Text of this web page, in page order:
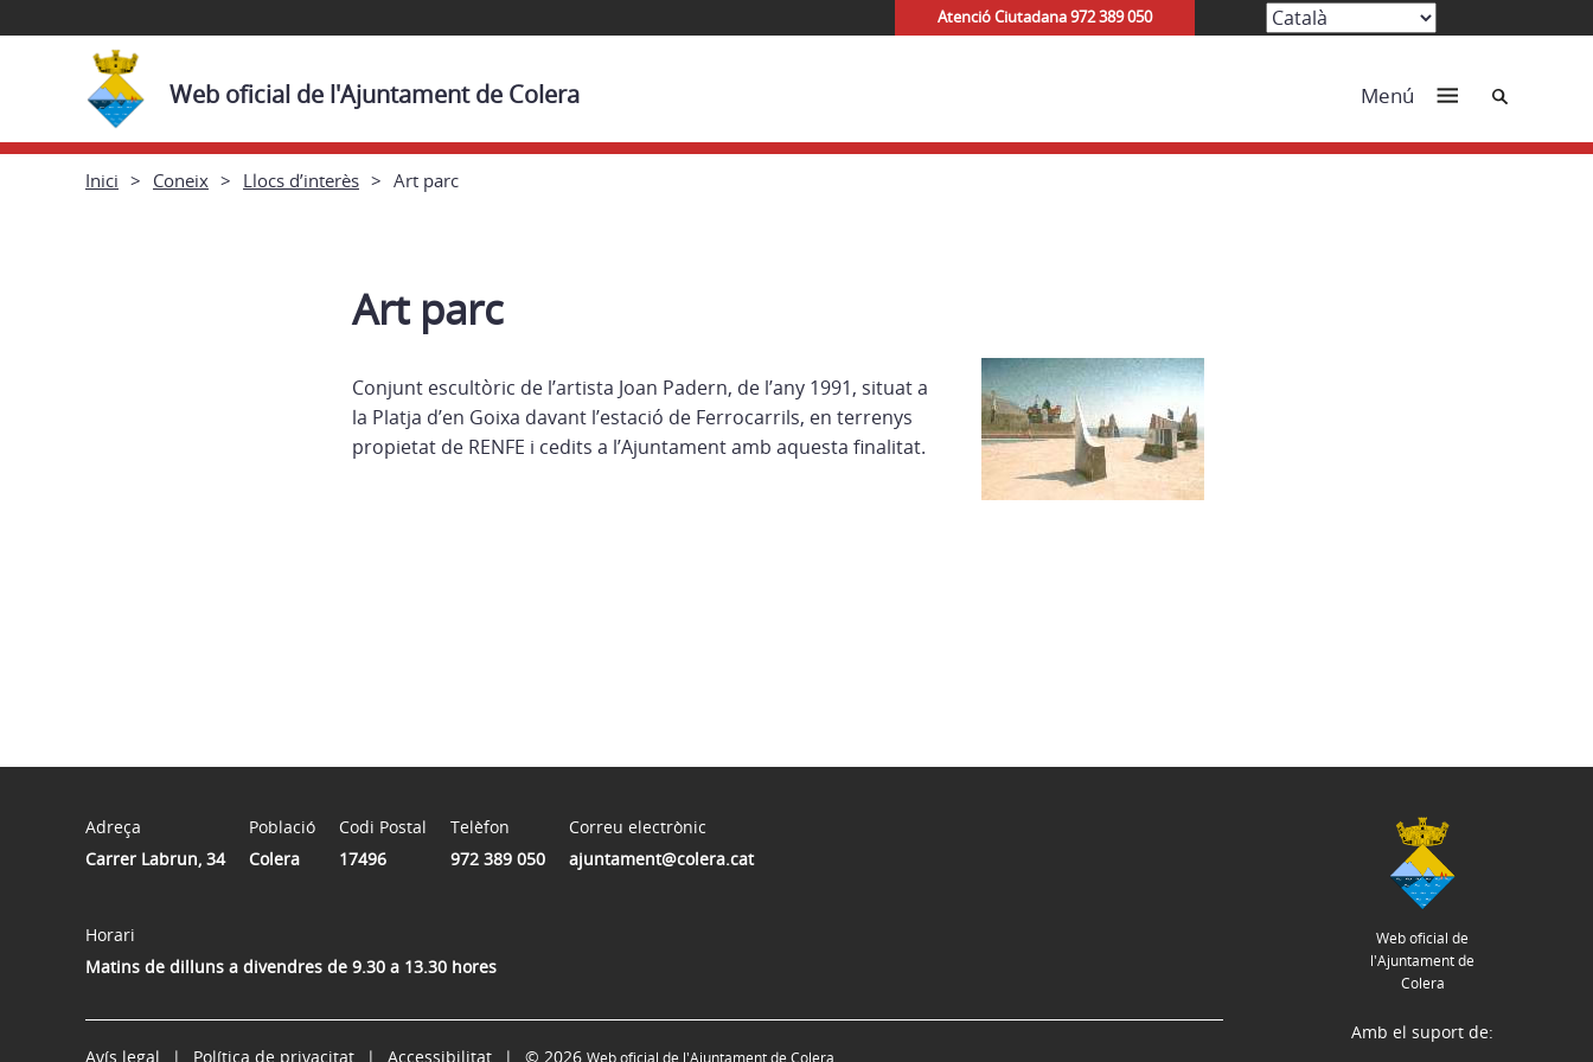
Atenció Ciutadana 972 389 050
Web oficial de l'Ajuntament de Colera Menú Cerca
Inici Coneix Llocs d’interès Art parc
Art parc
Conjunt escultòric de l’artista Joan Padern, de l’any 1991, situat a
la Platja d’en Goixa davant l’estació de Ferrocarrils, en terrenys
propietat de RENFE i cedits a l’Ajuntament amb aquesta finalitat.
Adreça
Carrer Labrun, 34
Població
Colera
Codi Postal
17496
Telèfon
972 389 050
Correu electrònic
ajuntament@colera.cat
Horari
Matins de dilluns a divendres de 9.30 a 13.30 hores
Web oficial de
l'Ajuntament de
Colera
Avís legal Política de privacitat Accessibilitat © 2026
Amb el suport de: